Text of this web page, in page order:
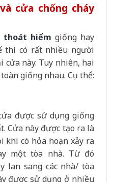
cửa chống cháy
hiểm giống hay
thì có rất nhiều người
này. Tuy nhiên, hai
giống nhau. Cụ thể:
được sử dụng giống
. Cửa này được tạo ra là
khi có hỏa hoạn xảy ra
một tòa nhà. Từ đó
lan sang các nhà/ tòa
được sử dụng ở nhiều